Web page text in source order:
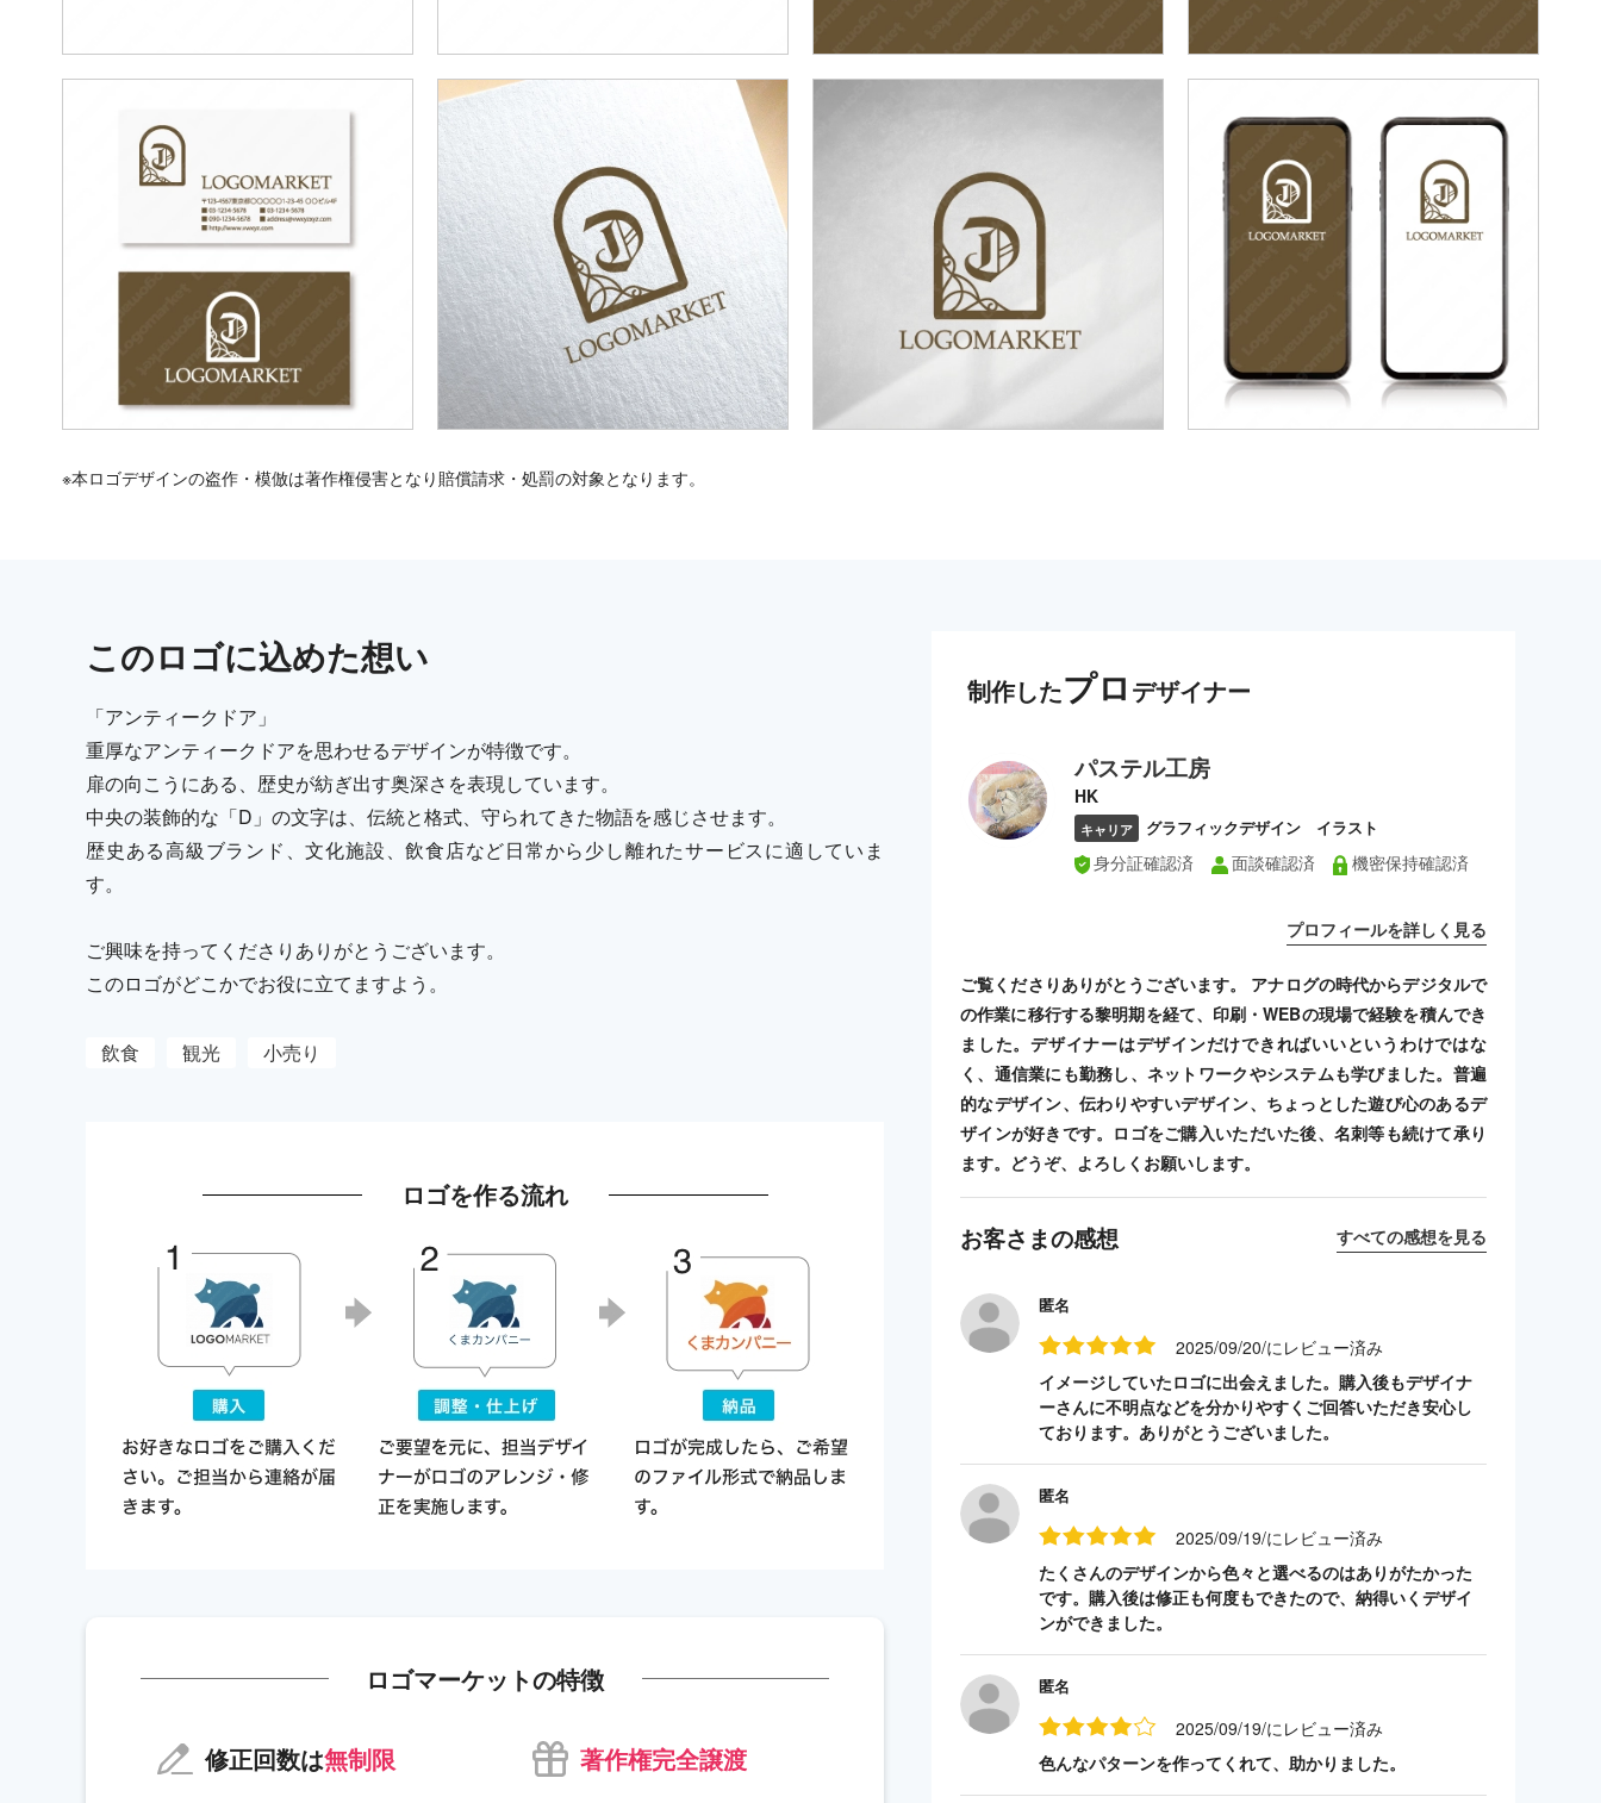
※本ロゴデザインの盗作・模倣は著作権侵害となり賠償請求・処罰の対象となります。
このロゴに込めた想い
「アンティークドア」
重厚なアンティークドアを思わせるデザインが特徴です。
扉の向こうにある、歴史が紡ぎ出す奥深さを表現しています。
中央の装飾的な「D」の文字は、伝統と格式、守られてきた物語を感じさせます。
歴史ある高級ブランド、文化施設、飲食店など日常から少し離れたサービスに適していま
す。
ご興味を持ってくださりありがとうございます。
このロゴがどこかでお役に立てますよう。
飲食 観光 小売り
ロゴを作る流れ
ロゴマーケットの特徴
修正回数は無制限 著作権完全譲渡
制作したプロ デザイナー
パステル工房
HK
キャリア グラフィックデザイン イラスト
身分証確認済 面談確認済 機密保持確認済
プロフィールを詳しく見る
ご覧くださりありがとうございます。 アナログの時代からデジタルで
の作業に移行する黎明期を経て、印刷・WEBの現場で経験を積んでき
ました。デザイナーはデザインだけできればいいというわけではな
く、通信業にも勤務し、ネットワークやシステムも学びました。普遍
的なデザイン、伝わりやすいデザイン、ちょっとした遊び心のあるデ
ザインが好きです。ロゴをご購入いただいた後、名刺等も続けて承り
ます。どうぞ、よろしくお願いします。
お客さまの感想 すべての感想を見る
匿名
2025/09/20/にレビュー済み
イメージしていたロゴに出会えました。購入後もデザイナ
ーさんに不明点などを分かりやすくご回答いただき安心し
ております。ありがとうございました。
匿名
2025/09/19/にレビュー済み
たくさんのデザインから色々と選べるのはありがたかった
です。購入後は修正も何度もできたので、納得いくデザイ
ンができました。
匿名
2025/09/19/にレビュー済み
色んなパターンを作ってくれて、助かりました。